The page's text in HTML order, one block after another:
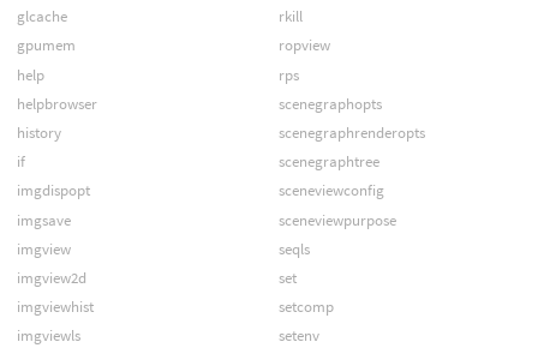
glcache
gpumem
help
helpbrowser
history
if
imgdispopt
imgsave
imgview
imgview2d
imgviewhist
imgviewls
rkill
ropview
rps
scenegraphopts
scenegraphrenderopts
scenegraphtree
sceneviewconfig
sceneviewpurpose
seqls
set
setcomp
setenv